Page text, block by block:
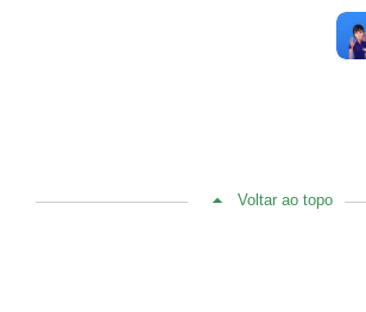
Voltar ao topo